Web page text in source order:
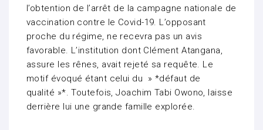
l’obtention de l’arrêt de la campagne nationale de
vaccination contre le Covid-19. L’opposant
proche du régime, ne recevra pas un avis
favorable. L’institution dont Clément Atangana,
assure les rênes, avait rejeté sa requête. Le
motif évoqué étant celui du » *défaut de
qualité »*. Toutefois, Joachim Tabi Owono, laisse
derrière lui une grande famille explorée.